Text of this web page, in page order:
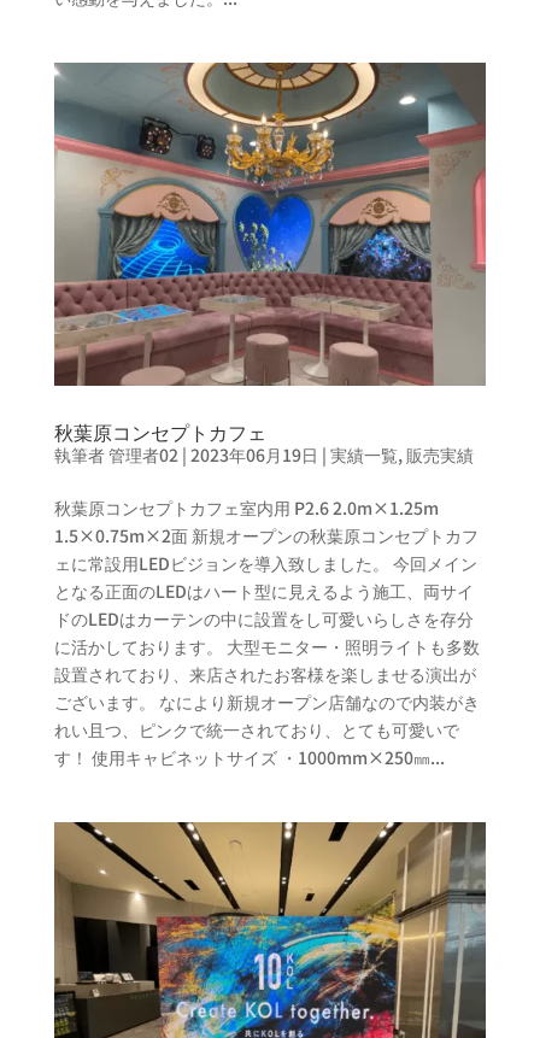
秋葉原コンセプトカフェ
執筆者管理者02| 2023年06月19日 | 実績一覧,販売実績
秋葉原コンセプトカフェ室内用 P2.6 2.0m×1.25m
1.5×0.75m×2面 新規オープンの秋葉原コンセプトカフ
ェに常設用LEDビジョンを導入致しました。 今回メイン
となる正面のLEDはハート型に見えるよう施工、両サイ
ドのLEDはカーテンの中に設置をし可愛いらしさを存分
に活かしております。 大型モニター・照明ライトも多数
設置されており、来店されたお客様を楽しませる演出が
ございます。 なにより新規オープン店舗なので内装がき
れい且つ、ピンクで統一されており、とても可愛いで
す！ 使用キャビネットサイズ ・1000mm×250㎜...